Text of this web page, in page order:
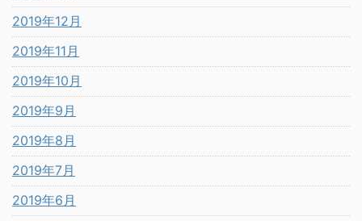
2019年12月
2019年11月
2019年10月
2019年9月
2019年8月
2019年7月
2019年6月